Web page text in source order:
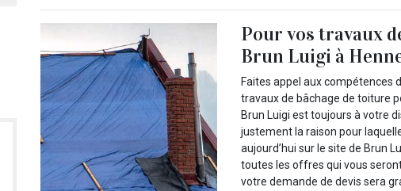
Pour vos travaux
Brun Luigi à
Faites appel aux compétences
travaux de bâchage de toiture
Brun Luigi est toujours à votre
justement la raison pour
aujourd’hui sur le site de Brun
toutes les offres qui vous
votre demande de devis sera